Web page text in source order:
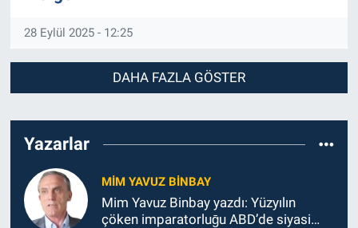
28 Eylül 2025 - 12:25
DAHA FAZLA GÖSTER
Yazarlar
MIM YAVUZ BINBAY
Mim Yavuz Binbay yazdı: Yüzyılın
çöken imparatorluḡu ABD’de siyasi